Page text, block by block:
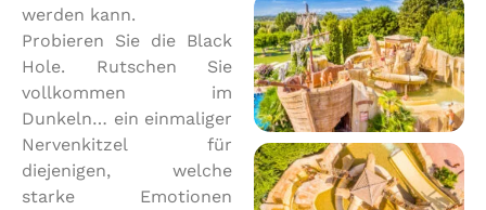
werden kann.
Probieren Sie die Black
Hole. Rutschen Sie
vollkommen im
Dunkeln… ein einmaliger
Nervenkitzel für
diejenigen, welche
starke Emotionen